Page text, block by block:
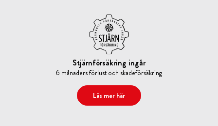
Stjärnförsäkring ingår
6 månaders förlust och skadeförsäkring
Läs mer här